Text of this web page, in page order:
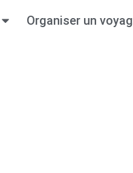
Organiser un